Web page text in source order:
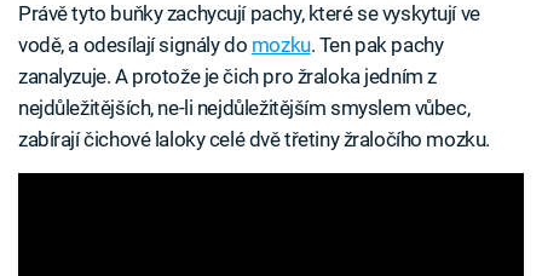
Právě tyto buňky zachycují pachy, které se vyskytují ve
vodě, a odesílají signály do mozku. Ten pak pachy
zanalyzuje. A protože je čich pro žraloka jedním z
nejdůležitějších, ne-li nejdůležitějším smyslem vůbec,
zabírají čichové laloky celé dvě třetiny žraločího mozku.